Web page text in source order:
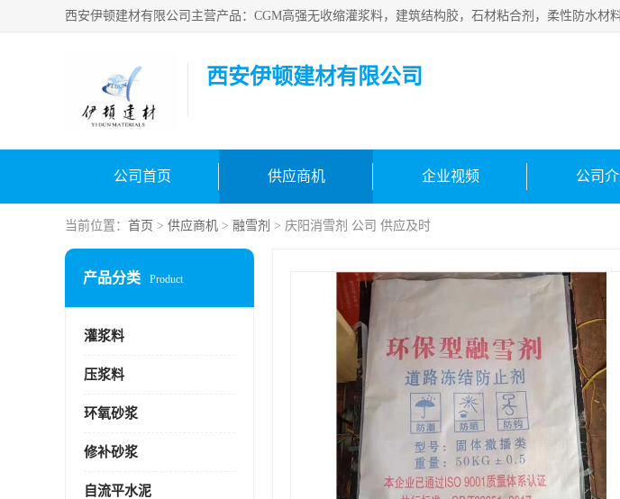
西安伊顿建材有限公司
公司首页 供应商机 企业视频 公司
当前位置： 首页 > 供应商机 > 融雪剂 > 庆阳消雪剂 公司 供应及时
产品分类 Product
灌浆料
压浆料
环氧砂浆
修补砂浆
自流平水泥